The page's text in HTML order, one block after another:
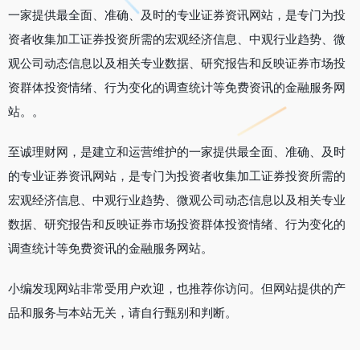
一家提供最全面、准确、及时的专业证券资讯网站，是专门为投
资者收集加工证券投资所需的宏观经济信息、中观行业趋势、微
观公司动态信息以及相关专业数据、研究报告和反映证券市场投
资群体投资情绪、行为变化的调查统计等免费资讯的金融服务网
站。。
至诚理财网，是建立和运营维护的一家提供最全面、准确、及时
的专业证券资讯网站，是专门为投资者收集加工证券投资所需的
宏观经济信息、中观行业趋势、微观公司动态信息以及相关专业
数据、研究报告和反映证券市场投资群体投资情绪、行为变化的
调查统计等免费资讯的金融服务网站。
小编发现网站非常受用户欢迎，也推荐你访问。但网站提供的产
品和服务与本站无关，请自行甄别和判断。